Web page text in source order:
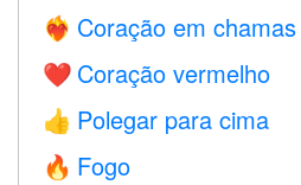
❤️‍🔥 Coração em chamas
❤️ Coração vermelho
👍 Polegar para cima
🔥 Fogo